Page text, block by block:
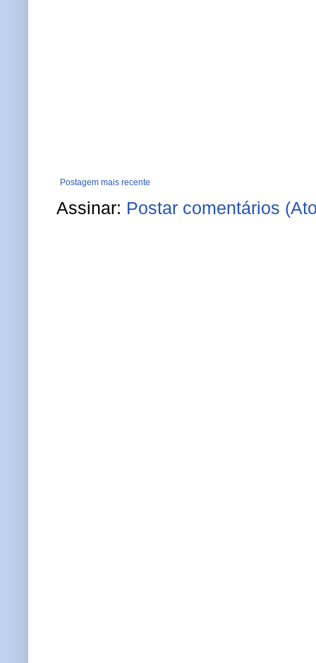
Postagem mais recente
Assinar: Postar comentários